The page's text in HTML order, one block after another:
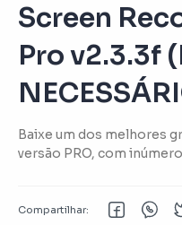
Screen
Pro v2.3.3f
Baixe um dos melhores
versão PRO, com